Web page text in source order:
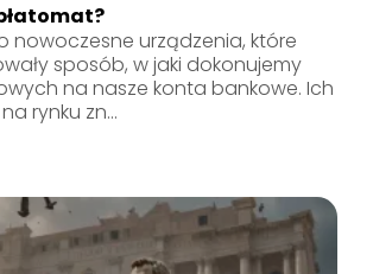
nowoczesne urządzenia, które
sposób, w jaki dokonujemy
na nasze konta bankowe. Ich
rynku zn...